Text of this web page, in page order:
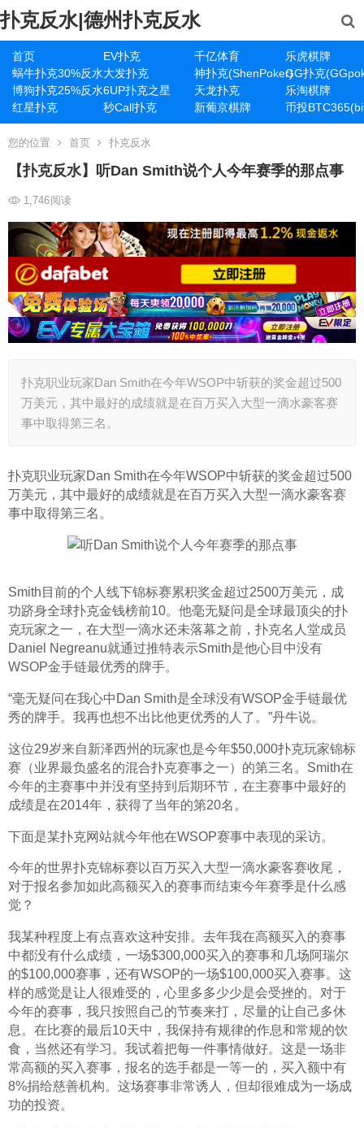
扑克反水|德州扑克反水
首页 EV扑克 千亿体育
乐虎棋牌
蜗牛扑克30%反水大发扑克 神扑克(ShenPoker)GG扑克
博狗扑克25%反水6UP扑克之星 天龙扑克
乐淘棋牌
红星扑克
秒Call扑克 新葡京棋牌 币投
您的位置 首页 扑克反水
【扑克反水】听Dan Smith说个人今年赛季的那点事
1,746阅读
扑克职业玩家Dan Smith在今年WSOP中斩获的奖金超过500
万美元，其中最好的成绩就是在百万买入大型一滴水豪客赛
事中取得第三名。
扑克职业玩家Dan Smith在今年WSOP中斩获的奖金超过500
万美元，其中最好的成绩就是在百万买入大型一滴水豪客赛
事中取得第三名。
Smith目前的个人线下锦标赛累积奖金超过2500万美元，成
功跻身全球扑克金钱榜前10。他毫无疑问是全球最顶尖的扑
克玩家之一，在大型一滴水还未落幕之前，扑克名人堂成员
Daniel Negreanu就通过推特表示Smith是他心目中没有
WSOP金手链最优秀的牌手。
“毫无疑问在我心中Dan Smith是全球没有WSOP金手链最优
秀的牌手。我再也想不出比他更优秀的人了。”丹牛说。
这位29岁来自新泽西州的玩家也是今年$50,000扑克玩家锦标
赛（业界最负盛名的混合扑克赛事之一）的第三名。Smith在
今年的主赛事中并没有坚持到后期环节，在主赛事中最好的
成绩是在2014年，获得了当年的第20名。
下面是某扑克网站就今年他在WSOP赛事中表现的采访。
今年的世界扑克锦标赛以百万买入大型一滴水豪客赛收尾，
对于报名参加如此高额买入的赛事而结束今年赛季是什么感
觉？
我某种程度上有点喜欢这种安排。去年我在高额买入的赛事
中都没有什么成绩，一场$300,000买入的赛事和几场阿瑞尔
的$100,000赛事，还有WSOP的一场$100,000买入赛事。这
样的感觉是让人很难受的，心里多多少少是会受挫的。对于
今年的赛事，我只按照自己的节奏来打，尽量的让自己多休
息。在比赛的最后10天中，我保持有规律的作息和常规的饮
食，当然还有学习。我试着把每一件事情做好。这是一场非
常高额的买入赛事，报名的选手都是一等一的，买入额中有
8%捐给慈善机构。这场赛事非常诱人，但却很难成为一场成
功的投资。